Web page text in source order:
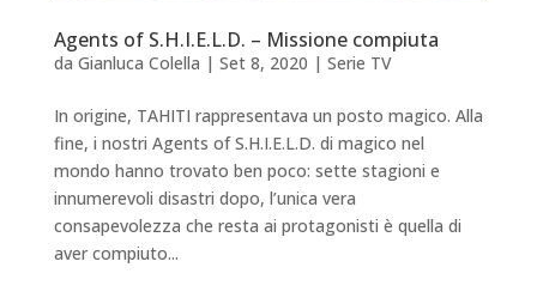
Agents of S.H.I.E.L.D. – Missione compiuta
da Gianluca Colella | Set 8, 2020 | Serie TV
In origine, TAHITI rappresentava un posto magico. Alla
fine, i nostri Agents of S.H.I.E.L.D. di magico nel
mondo hanno trovato ben poco: sette stagioni e
innumerevoli disastri dopo, l’unica vera
consapevolezza che resta ai protagonisti è quella di
aver compiuto...